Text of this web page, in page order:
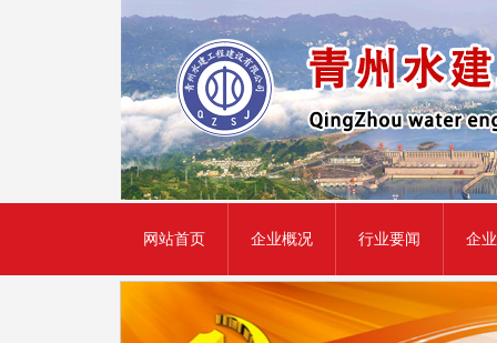
网站首页 企业概况 行业要闻 企